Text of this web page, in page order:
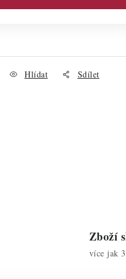
Hlídat Sdílet
Zboží
více jak